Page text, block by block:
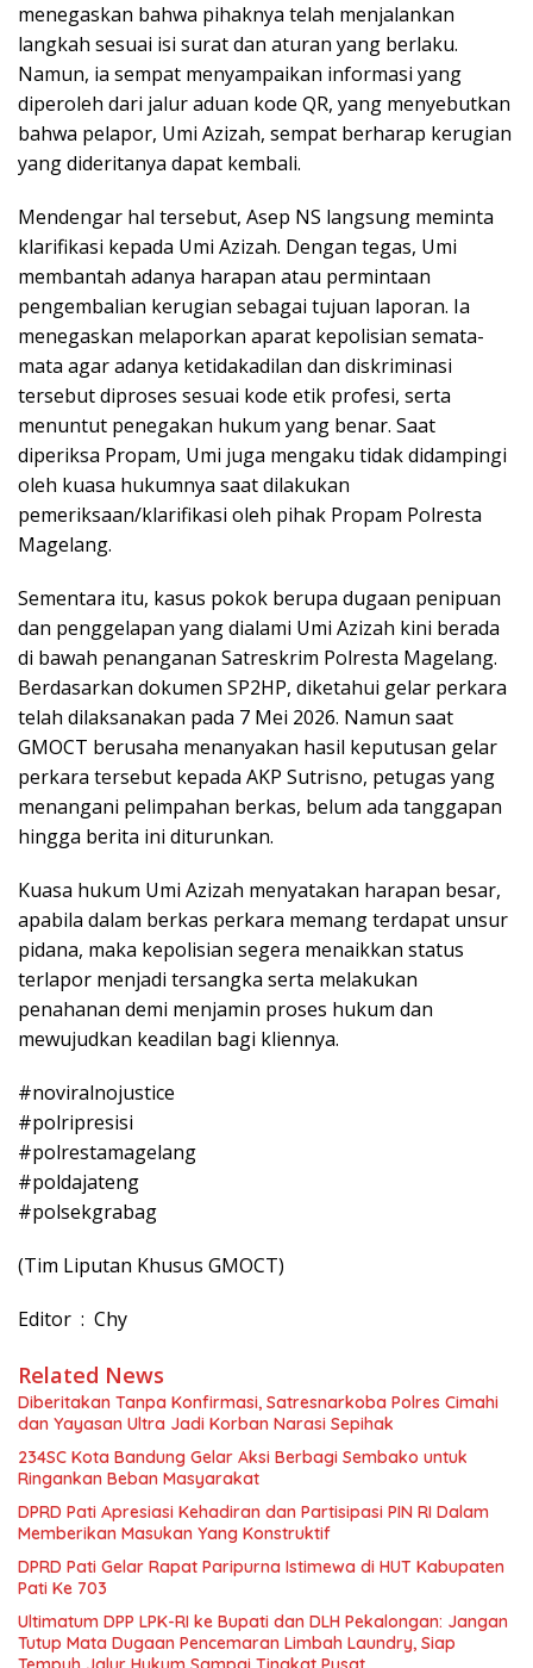
menegaskan bahwa pihaknya telah menjalankan
langkah sesuai isi surat dan aturan yang berlaku.
Namun, ia sempat menyampaikan informasi yang
diperoleh dari jalur aduan kode QR, yang menyebutkan
bahwa pelapor, Umi Azizah, sempat berharap kerugian
yang dideritanya dapat kembali.
Mendengar hal tersebut, Asep NS langsung meminta
klarifikasi kepada Umi Azizah. Dengan tegas, Umi
membantah adanya harapan atau permintaan
pengembalian kerugian sebagai tujuan laporan. Ia
menegaskan melaporkan aparat kepolisian semata-
mata agar adanya ketidakadilan dan diskriminasi
tersebut diproses sesuai kode etik profesi, serta
menuntut penegakan hukum yang benar. Saat
diperiksa Propam, Umi juga mengaku tidak didampingi
oleh kuasa hukumnya saat dilakukan
pemeriksaan/klarifikasi oleh pihak Propam Polresta
Magelang.
Sementara itu, kasus pokok berupa dugaan penipuan
dan penggelapan yang dialami Umi Azizah kini berada
di bawah penanganan Satreskrim Polresta Magelang.
Berdasarkan dokumen SP2HP, diketahui gelar perkara
telah dilaksanakan pada 7 Mei 2026. Namun saat
GMOCT berusaha menanyakan hasil keputusan gelar
perkara tersebut kepada AKP Sutrisno, petugas yang
menangani pelimpahan berkas, belum ada tanggapan
hingga berita ini diturunkan.
Kuasa hukum Umi Azizah menyatakan harapan besar,
apabila dalam berkas perkara memang terdapat unsur
pidana, maka kepolisian segera menaikkan status
terlapor menjadi tersangka serta melakukan
penahanan demi menjamin proses hukum dan
mewujudkan keadilan bagi kliennya.
#noviralnojustice
#polripresisi
#polrestamagelang
#poldajateng
#polsekgrabag
(Tim Liputan Khusus GMOCT)
Editor : Chy
Related News
Diberitakan Tanpa Konfirmasi, Satresnarkoba Polres Cimahi
dan Yayasan Ultra Jadi Korban Narasi Sepihak
234SC Kota Bandung Gelar Aksi Berbagi Sembako untuk
Ringankan Beban Masyarakat
DPRD Pati Apresiasi Kehadiran dan Partisipasi PIN RI Dalam
Memberikan Masukan Yang Konstruktif
DPRD Pati Gelar Rapat Paripurna Istimewa di HUT Kabupaten
Pati Ke 703
Ultimatum DPP LPK-RI ke Bupati dan DLH Pekalongan: Jangan
Tutup Mata Dugaan Pencemaran Limbah Laundry, Siap